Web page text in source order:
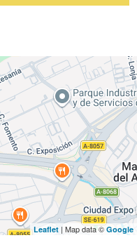
Leaflet | Map data ©Google